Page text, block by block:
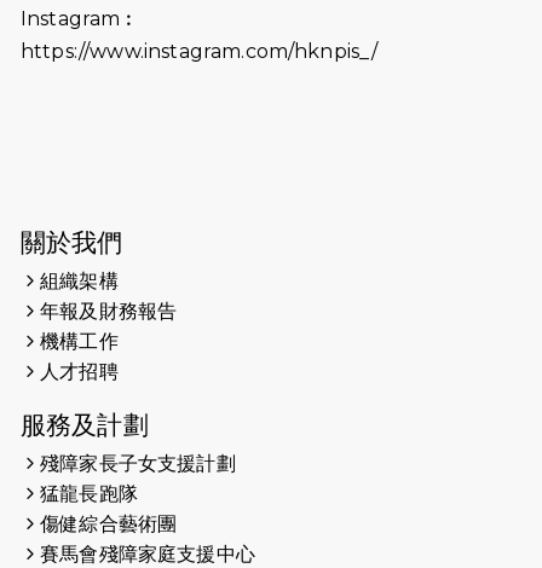
2026-06-11
猛龍長跑隊恆常練習 - 6月11日（19:00
2026-05-28
2026-05-22
2026-05-21
2026-05-14
（19:00開始）
2026-05-07
開始）
Instagram︰
https://www.instagram.com/hknpis_/
關於我們
組織架構
年報及財務報告
機構工作
人才招聘
服務及計劃
殘障家長子女支援計劃
猛龍長跑隊
傷健綜合藝術團
賽馬會殘障家庭支援中心